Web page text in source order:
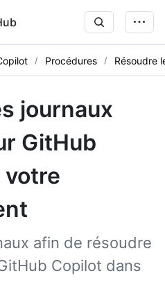
Procédures Résoudre
journaux
GitHub
votre
afin de résoudre
Copilot dans